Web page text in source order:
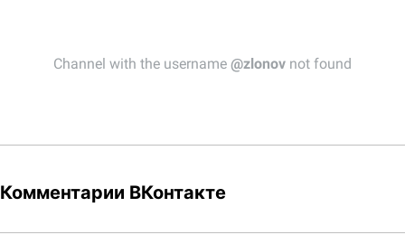
Комментарии ВКонтакте